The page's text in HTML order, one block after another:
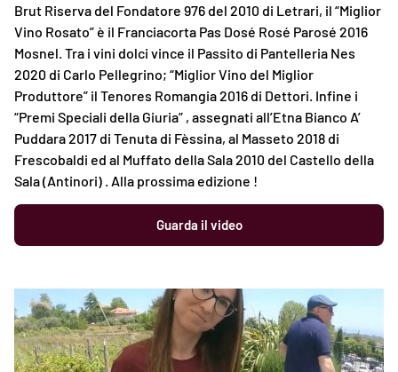
Brut Riserva del Fondatore 976 del 2010 di Letrari, il “Miglior
Vino Rosato” è il Franciacorta Pas Dosé Rosé Parosé 2016
Mosnel. Tra i vini dolci vince il Passito di Pantelleria Nes
2020 di Carlo Pellegrino; “Miglior Vino del Miglior
Produttore” il Tenores Romangia 2016 di Dettori. Infine i
“Premi Speciali della Giuria” , assegnati all’Etna Bianco A’
Puddara 2017 di Tenuta di Fèssina, al Masseto 2018 di
Frescobaldi ed al Muffato della Sala 2010 del Castello della
Sala (Antinori) . Alla prossima edizione !
Guarda il video